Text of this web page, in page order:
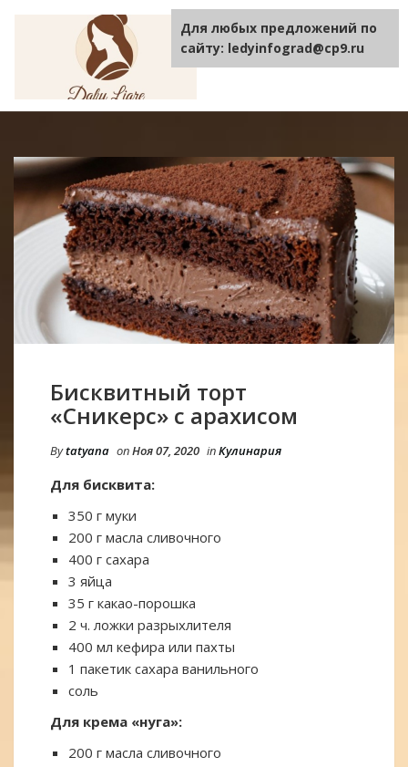
TOGGLE
Бисквитный торт
«Сникерс» с арахисом
Bytatyana onНоя 07, 2020 inКулинария
Для бисквита:
350 г муки
200 г масла сливочного
400 г сахара
3 яйца
35 г какао-порошка
2 ч. ложки разрыхлителя
400 мл кефира или пахты
1 пакетик сахара ванильного
соль
Для крема «нуга»:
200 г масла сливочного
Для любых предложений по
сайту: ledyinfograd@cp9.ru